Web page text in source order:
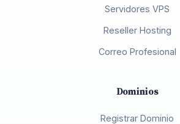
Servidores VPS
Reseller Hosting
Correo Profesional
Dominios
Registrar Dominio